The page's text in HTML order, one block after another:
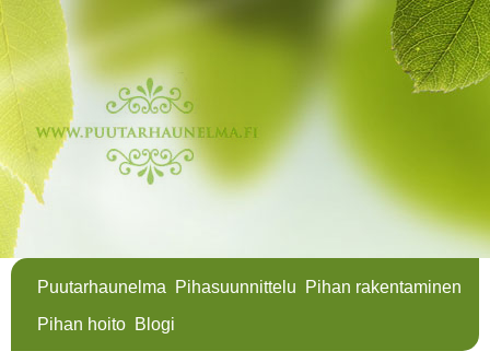
Puutarhaunelma Pihasuunnittelu
Pihan rakentaminen
Pihan hoito Blogi